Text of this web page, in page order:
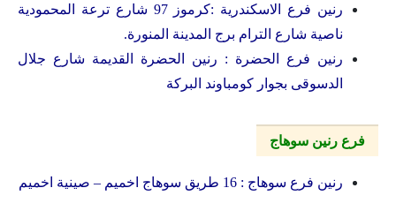
رنين فرع الاسكندرية :كرموز 97 شارع ترعة المحمودية
ناصية شارع الترام برج المدينة المنورة.
رنين فرع الحضرة : رنين الحضرة القديمة شارع جلال
الدسوقى بجوار كومباوند البركة
فرع رنين سوهاج
رنين فرع سوهاج : 16 طريق سوهاج اخميم – صينية اخميم